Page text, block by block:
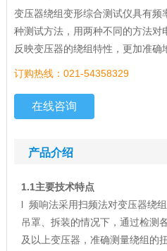
变压器绕组变形综合测试仪具有
种测试方法，用两种不同的方法
反映变压器的绕组特性，更加准确
订购热线：021-54358329
在线咨询
产品介绍
1.1主要技术特点
l 频响法采用扫频法对变压器绕
吊罩、拆装的情况下，通过检测
及以上变压器，准确测量绕组的